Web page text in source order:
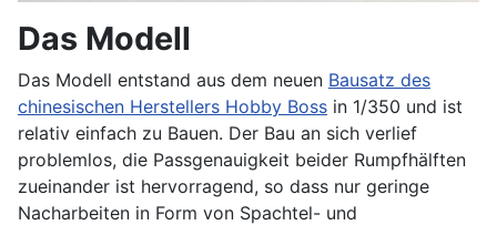
Das Modell
Das Modell entstand aus dem neuen Bausatz des
chinesischen Herstellers Hobby Boss in 1/350 und ist
relativ einfach zu Bauen. Der Bau an sich verlief
problemlos, die Passgenauigkeit beider Rumpfhälften
zueinander ist hervorragend, so dass nur geringe
Nacharbeiten in Form von Spachtel- und